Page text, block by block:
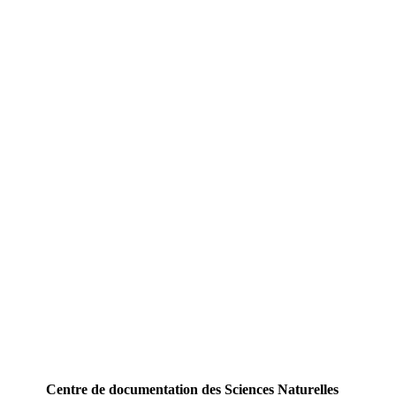
Centre de documentation des Sciences Naturelles